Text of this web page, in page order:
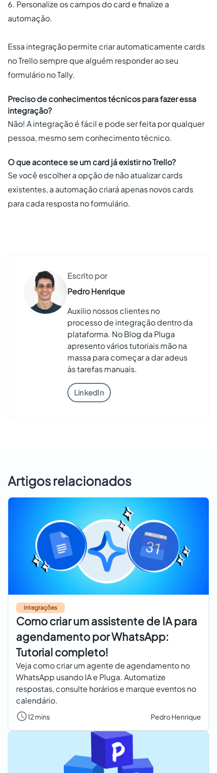
6. Personalize os campos do card e finalize a
automação.
Essa integração permite criar automaticamente cards
no Trello sempre que alguém responder ao seu
formulário no Tally.
Preciso de conhecimentos técnicos para fazer essa
integração?
Não! A integração é fácil e pode ser feita por qualquer
pessoa, mesmo sem conhecimento técnico.
O que acontece se um card já existir no Trello?
Se você escolher a opção de não atualizar cards
existentes, a automação criará apenas novos cards
para cada resposta no formulário.
Escrito por
Pedro Henrique
Auxilio nossos clientes no
processo de integração dentro da
plataforma. No Blog da Pluga
apresento vários tutoriais mão na
massa para começar a dar adeus
às tarefas manuais.
LinkedIn
Artigos relacionados
integrações
Como criar um assistente de IA para
agendamento por WhatsApp:
Tutorial completo!
Veja como criar um agente de agendamento no
WhatsApp usando IA e Pluga. Automatize
respostas, consulte horários e marque eventos no
calendário.
12 mins Pedro Henrique